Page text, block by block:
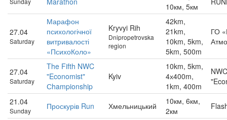
10км, 5км
27.04
Saturday
Марафон
психологічної
витривалості
«ПсихоКоло»
Kryvyi Rih
Dnipropetrovska
region
42km,
21km,
10km, 5km,
5km, 500m
ГО
27.04
Saturday
The Fifth NWC
"Economist"
Сhampionship
Kyiv
10km, 5km,
4х400m,
1km, 400m
NWC
21.04
Sunday Проскурів Run Хмельницький
10км, 6км,
2км